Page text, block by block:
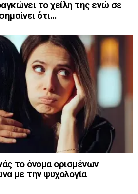
το χείλη της ενώ σε
ότι…
το όνομα ορισμένων
με την ψυχολογία